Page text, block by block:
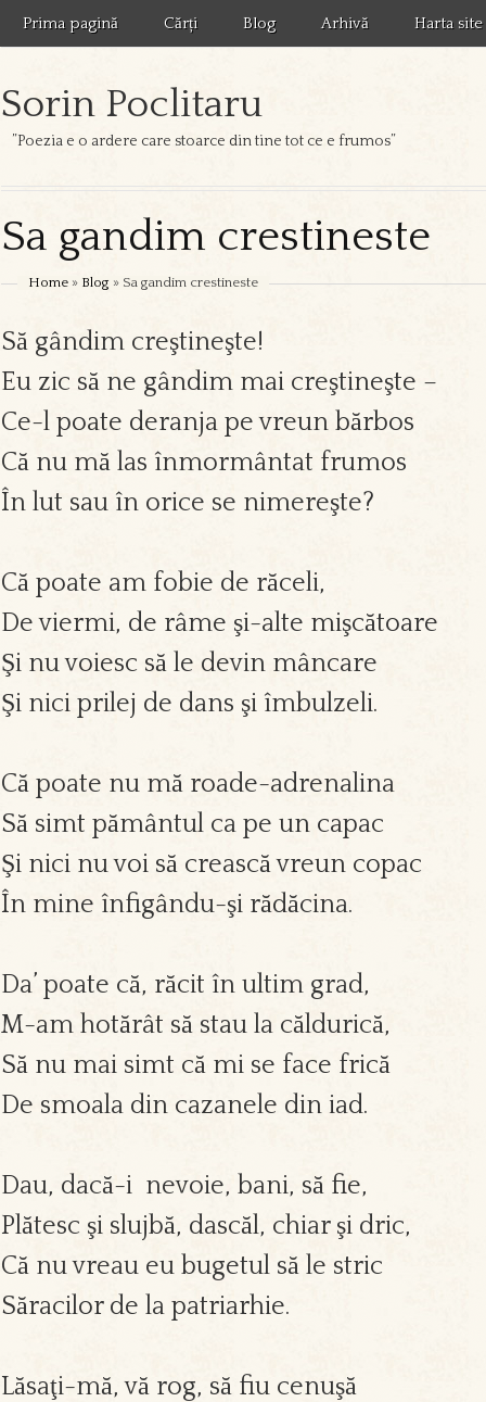
Prima pagină Cărți Blog Arhivă Harta site
Sorin Poclitaru
”Poezia e o ardere care stoarce din tine tot ce e frumos”
Sa gandim crestineste
Home » Blog » Sa gandim crestineste
Să gândim creştineşte!
Eu zic să ne gândim mai creştineşte –
Ce-l poate deranja pe vreun bărbos
Că nu mă las înmormântat frumos
În lut sau în orice se nimereşte?
Că poate am fobie de răceli,
De viermi, de râme şi-alte mişcătoare
Şi nu voiesc să le devin mâncare
Şi nici prilej de dans şi îmbulzeli.
Că poate nu mă roade-adrenalina
Să simt pământul ca pe un capac
Şi nici nu voi să crească vreun copac
În mine înfigându-şi rădăcina.
Da’ poate că, răcit în ultim grad,
M-am hotărât să stau la căldurică,
Să nu mai simt că mi se face frică
De smoala din cazanele din iad.
Dau, dacă-i nevoie, bani, să fie,
Plătesc şi slujbă, dascăl, chiar şi dric,
Că nu vreau eu bugetul să le stric
Săracilor de la patriarhie.
Lăsaţi-mă, vă rog, să fiu cenuşă